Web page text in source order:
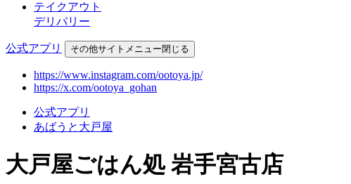
テイクアウト
デリバリー
公式アプリ その他サイトメニュー閉じる
https://www.instagram.com/ootoya.jp/
https://x.com/ootoya_gohan
公式アプリ
あばうと大戸屋
大戸屋ごはん処 岩手宮古店